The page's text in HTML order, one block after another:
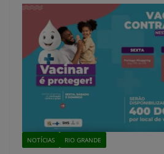
NOTÍCIAS RIO GRANDE